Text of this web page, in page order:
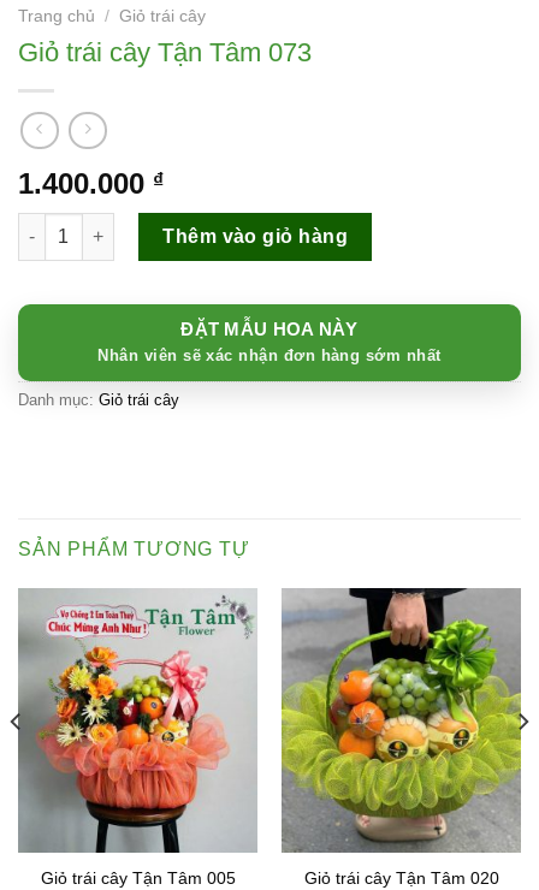
Trang chủ / Giỏ trái cây
Giỏ trái cây Tận Tâm 073
1.400.000 ₫
Giỏ trái cây Tận Tâm 073 số lượng
Thêm vào giỏ hàng
ĐẶT MẪU HOA NÀY
Nhân viên sẽ xác nhận đơn hàng sớm nhất
Danh mục: Giỏ trái cây
SẢN PHẨM TƯƠNG TỰ
Giỏ trái cây Tận Tâm 005
Giỏ trái cây Tận Tâm 020